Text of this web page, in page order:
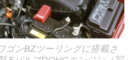
ゴンBZツーリングに搭載さ